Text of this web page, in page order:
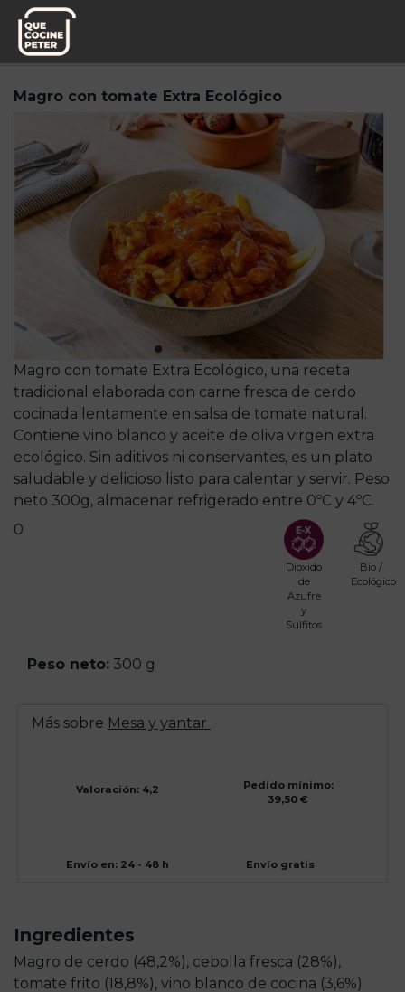
Pedido semanal
Magro con tomate Extra Ecológico
Magro con tomate Extra Ecológico, una receta
tradicional elaborada con carne fresca de cerdo
cocinada lentamente en salsa de tomate natural.
Contiene vino blanco y aceite de oliva virgen extra
ecológico. Sin aditivos ni conservantes, es un plato
saludable y delicioso listo para calentar y servir. Peso
neto 300g, almacenar refrigerado entre 0ºC y 4ºC.
0
Dioxido
de
Azufre
y
Sulfitos
Bio /
Ecológico
Peso neto: 300 g
Más sobre Mesa y yantar
Valoración: 4,2
Pedido mínimo:
39,50 €
Envío en: 24 - 48 h Envío gratis
Ingredientes
Magro de cerdo (48,2%), cebolla fresca (28%),
tomate frito (18,8%), vino blanco de cocina (3,6%)